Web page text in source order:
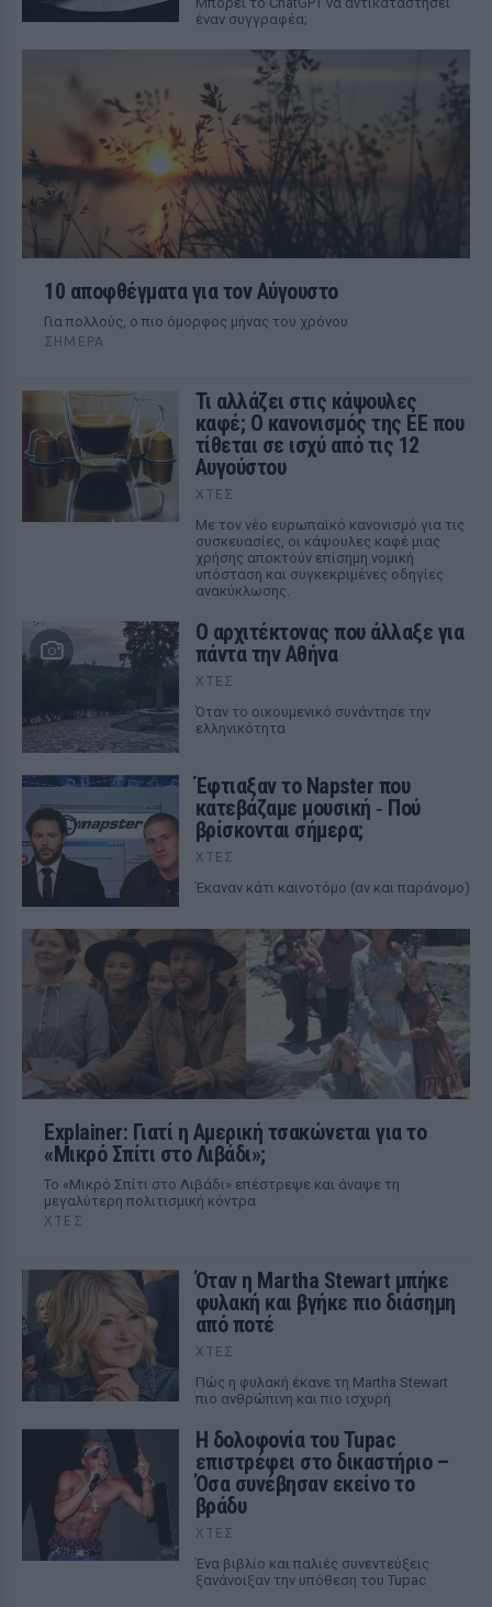
έναν συγγραφέα;
10 αποφθέγματα για τον Αύγουστο
Για πολλούς, ο πιο όμορφος μήνας του χρόνου
ΣΉΜΕΡΑ
Τι αλλάζει στις κάψουλες
καφέ; Ο κανονισμός της ΕΕ που
τίθεται σε ισχύ από τις 12
Αυγούστου
ΧΤΕΣ
Με τον νέο ευρωπαϊκό κανονισμό για τις
συσκευασίες, οι κάψουλες καφέ μιας
χρήσης αποκτούν επίσημη νομική
υπόσταση και συγκεκριμένες οδηγίες
ανακύκλωσης.
Ο αρχιτέκτονας που άλλαξε για
πάντα την Αθήνα
ΧΤΕΣ
Όταν το οικουμενικό συνάντησε την
ελληνικότητα
Έφτιαξαν το Napster που
κατεβάζαμε μουσική ‑ Πού
βρίσκονται σήμερα;
ΧΤΕΣ
Έκαναν κάτι καινοτόμο (αν και παράνομο)
Explainer: Γιατί η Αμερική τσακώνεται για το
«Μικρό Σπίτι στο Λιβάδι»;
Το «Μικρό Σπίτι στο Λιβάδι» επέστρεψε και άναψε τη
μεγαλύτερη πολιτισμική κόντρα
ΧΤΕΣ
Όταν η Martha Stewart μπήκε
φυλακή και βγήκε πιο διάσημη
από ποτέ
ΧΤΕΣ
Πώς η φυλακή έκανε τη Martha Stewart
πιο ανθρώπινη και πιο ισχυρή
Η δολοφονία του Tupac
επιστρέφει στο δικαστήριο –
Όσα συνέβησαν εκείνο το
βράδυ
ΧΤΕΣ
Ένα βιβλίο και παλιές συνεντεύξεις
ξανάνοιξαν την υπόθεση του Tupac